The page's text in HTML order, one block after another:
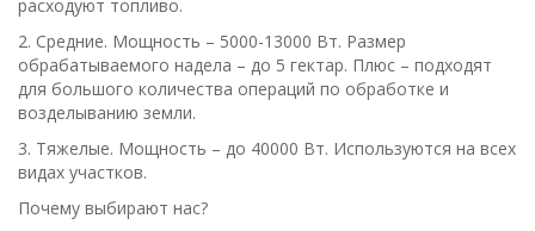
расходуют топливо.
2. Средние. Мощность – 5000-13000 Вт. Размер
обрабатываемого надела – до 5 гектар. Плюс – подходят
для большого количества операций по обработке и
возделыванию земли.
3. Тяжелые. Мощность – до 40000 Вт. Используются на всех
видах участков.
Почему выбирают нас?